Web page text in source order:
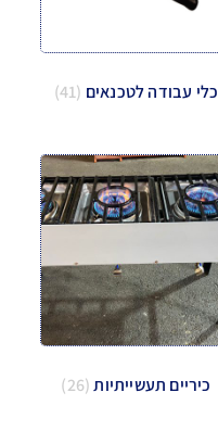
כלי עבודה לטכנאים (41)
כיריים תעשייתיות(26)